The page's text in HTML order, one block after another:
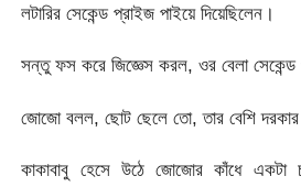
লটারির সেকেন্ড প্রাইজ পাইয়ে দিয়েছিলেন।
সন্তু ফস করে জিজ্ঞেস করল, ওর বেলা
জোজো বলল, ছোট ছেলে তো, তার বেশি
কাকাবাবু হেসে উঠে জোজোর কাঁধে একটা